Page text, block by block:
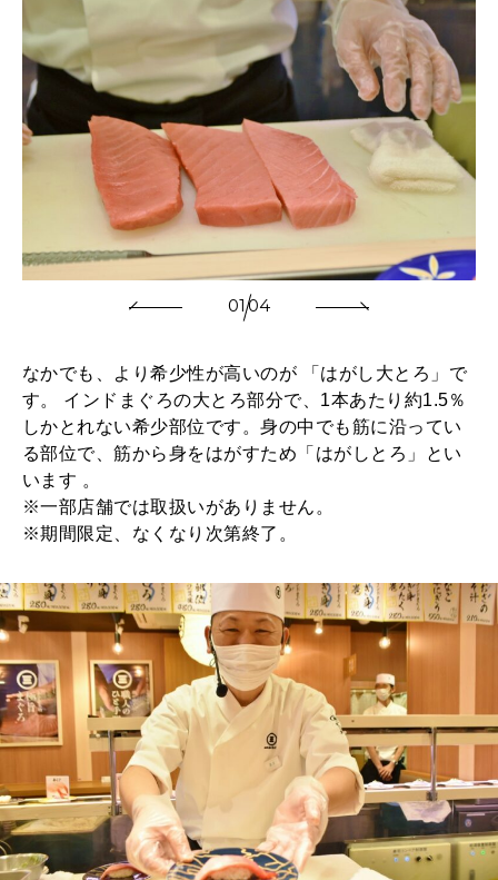
0104
なかでも、より希少性が高いのが 「はがし大とろ」で
す。 インドまぐろの大とろ部分で、1本あたり約1.5％
しかとれない希少部位です。身の中でも筋に沿ってい
る部位で、筋から身をはがすため「はがしとろ」とい
います 。
※一部店舗では取扱いがありません。
※期間限定、なくなり次第終了。